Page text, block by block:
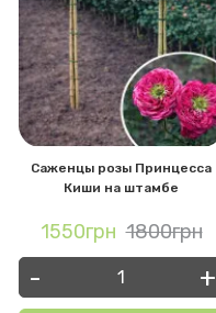
Саженцы розы Принцесса
Киши на штамбе
1550грн 1800грн
- +